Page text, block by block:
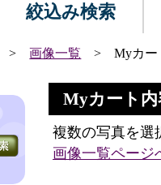
絞込み検索
>画像一覧 > Myカー
Myカート内
複数の写真を選
画像一覧ページ